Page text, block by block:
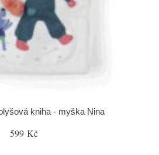
kniha - myška Nina
599 Kč